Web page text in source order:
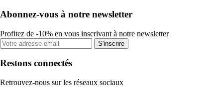
Abonnez-vous à notre newsletter
Profitez de -10% en vous inscrivant à notre newsletter
S'inscrire
Restons connectés
Retrouvez-nous sur les réseaux sociaux